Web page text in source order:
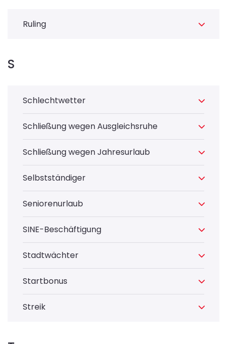
Ruling
S
Schlechtwetter
Schließung wegen Ausgleichsruhe
Schließung wegen Jahresurlaub
Selbstständiger
Seniorenurlaub
SINE-Beschäftigung
Stadtwächter
Startbonus
Streik